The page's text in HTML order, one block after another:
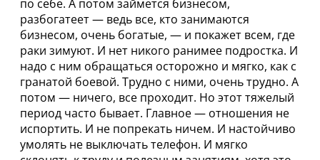
по себе. А потом займется бизнесом,
разбогатеет — ведь все, кто занимаются
бизнесом, очень богатые, — и покажет всем, где
раки зимуют. И нет никого ранимее подростка. И
надо с ним обращаться осторожно и мягко, как с
гранатой боевой. Трудно с ними, очень трудно. А
потом — ничего, все проходит. Но этот тяжелый
период часто бывает. Главное — отношения не
испортить. И не попрекать ничем. И настойчиво
умолять не выключать телефон. И мягко